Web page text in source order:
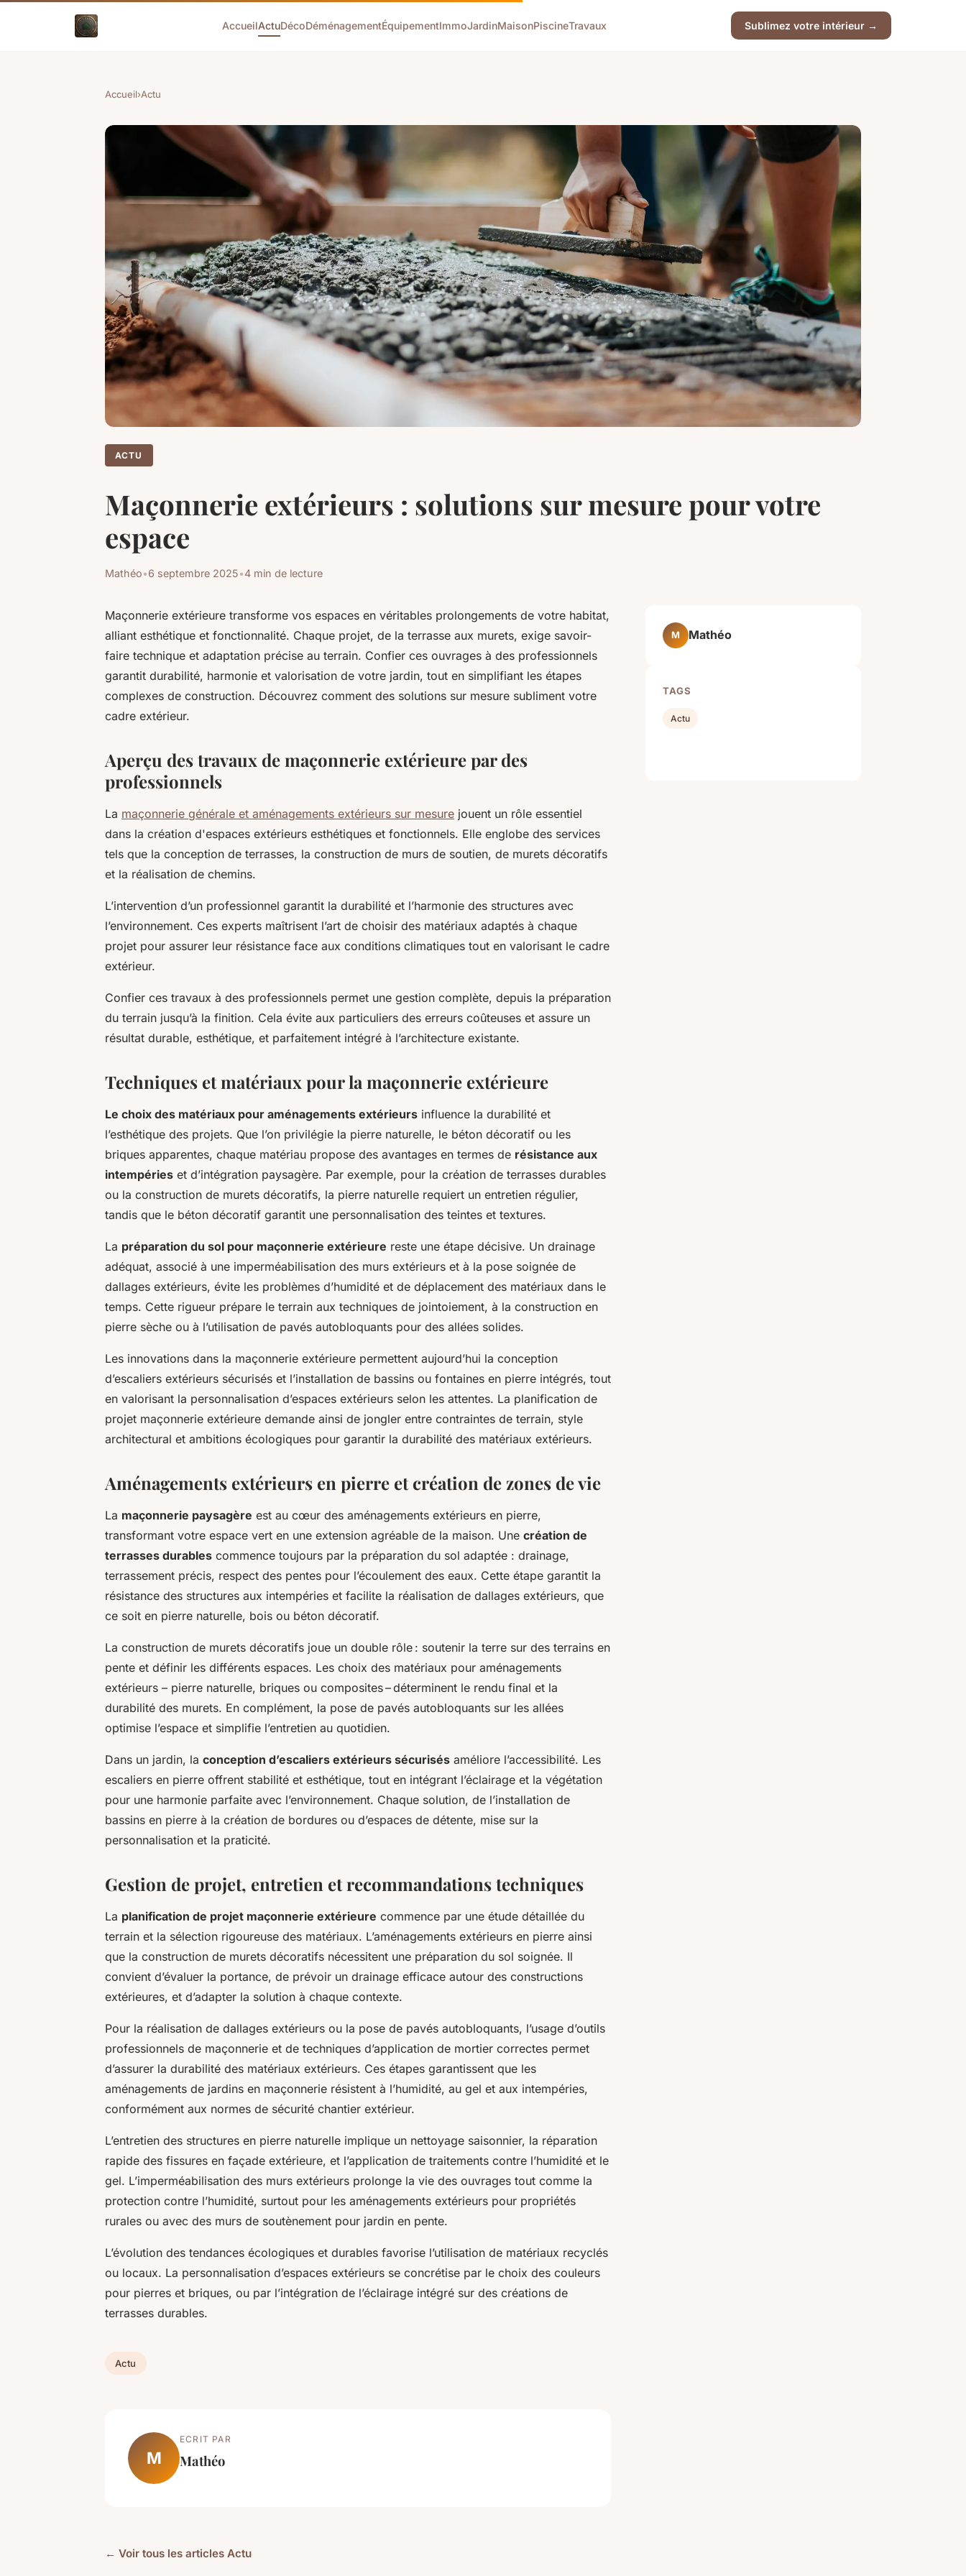
AccueilActuDécoDéménagementÉquipementImmoJardinMaisonPiscineTravaux Sublimez votre intérieur →
Accueil›Actu
ACTU
Maçonnerie extérieurs : solutions sur mesure pour votre
espace
Mathéo•6 septembre 2025•4 min de lecture
Maçonnerie extérieure transforme vos espaces en véritables prolongements de votre habitat,
alliant esthétique et fonctionnalité. Chaque projet, de la terrasse aux murets, exige savoir-
faire technique et adaptation précise au terrain. Confier ces ouvrages à des professionnels
garantit durabilité, harmonie et valorisation de votre jardin, tout en simplifiant les étapes
complexes de construction. Découvrez comment des solutions sur mesure subliment votre
cadre extérieur.
Aperçu des travaux de maçonnerie extérieure par des
professionnels
La maçonnerie générale et aménagements extérieurs sur mesure jouent un rôle essentiel
dans la création d'espaces extérieurs esthétiques et fonctionnels. Elle englobe des services
tels que la conception de terrasses, la construction de murs de soutien, de murets décoratifs
et la réalisation de chemins.
L’intervention d’un professionnel garantit la durabilité et l’harmonie des structures avec
l’environnement. Ces experts maîtrisent l’art de choisir des matériaux adaptés à chaque
projet pour assurer leur résistance face aux conditions climatiques tout en valorisant le cadre
extérieur.
Confier ces travaux à des professionnels permet une gestion complète, depuis la préparation
du terrain jusqu’à la finition. Cela évite aux particuliers des erreurs coûteuses et assure un
résultat durable, esthétique, et parfaitement intégré à l’architecture existante.
Techniques et matériaux pour la maçonnerie extérieure
Le choix des matériaux pour aménagements extérieurs influence la durabilité et
l’esthétique des projets. Que l’on privilégie la pierre naturelle, le béton décoratif ou les
briques apparentes, chaque matériau propose des avantages en termes de résistance aux
intempéries et d’intégration paysagère. Par exemple, pour la création de terrasses durables
ou la construction de murets décoratifs, la pierre naturelle requiert un entretien régulier,
tandis que le béton décoratif garantit une personnalisation des teintes et textures.
La préparation du sol pour maçonnerie extérieure reste une étape décisive. Un drainage
adéquat, associé à une imperméabilisation des murs extérieurs et à la pose soignée de
dallages extérieurs, évite les problèmes d’humidité et de déplacement des matériaux dans le
temps. Cette rigueur prépare le terrain aux techniques de jointoiement, à la construction en
pierre sèche ou à l’utilisation de pavés autobloquants pour des allées solides.
Les innovations dans la maçonnerie extérieure permettent aujourd’hui la conception
d’escaliers extérieurs sécurisés et l’installation de bassins ou fontaines en pierre intégrés, tout
en valorisant la personnalisation d’espaces extérieurs selon les attentes. La planification de
projet maçonnerie extérieure demande ainsi de jongler entre contraintes de terrain, style
architectural et ambitions écologiques pour garantir la durabilité des matériaux extérieurs.
Aménagements extérieurs en pierre et création de zones de vie
La maçonnerie paysagère est au cœur des aménagements extérieurs en pierre,
transformant votre espace vert en une extension agréable de la maison. Une création de
terrasses durables commence toujours par la préparation du sol adaptée : drainage,
terrassement précis, respect des pentes pour l’écoulement des eaux. Cette étape garantit la
résistance des structures aux intempéries et facilite la réalisation de dallages extérieurs, que
ce soit en pierre naturelle, bois ou béton décoratif.
La construction de murets décoratifs joue un double rôle : soutenir la terre sur des terrains en
pente et définir les différents espaces. Les choix des matériaux pour aménagements
extérieurs – pierre naturelle, briques ou composites – déterminent le rendu final et la
durabilité des murets. En complément, la pose de pavés autobloquants sur les allées
optimise l’espace et simplifie l’entretien au quotidien.
Dans un jardin, la conception d’escaliers extérieurs sécurisés améliore l’accessibilité. Les
escaliers en pierre offrent stabilité et esthétique, tout en intégrant l’éclairage et la végétation
pour une harmonie parfaite avec l’environnement. Chaque solution, de l’installation de
bassins en pierre à la création de bordures ou d’espaces de détente, mise sur la
personnalisation et la praticité.
Gestion de projet, entretien et recommandations techniques
La planification de projet maçonnerie extérieure commence par une étude détaillée du
terrain et la sélection rigoureuse des matériaux. L’aménagements extérieurs en pierre ainsi
que la construction de murets décoratifs nécessitent une préparation du sol soignée. Il
convient d’évaluer la portance, de prévoir un drainage efficace autour des constructions
extérieures, et d’adapter la solution à chaque contexte.
Pour la réalisation de dallages extérieurs ou la pose de pavés autobloquants, l’usage d’outils
professionnels de maçonnerie et de techniques d’application de mortier correctes permet
d’assurer la durabilité des matériaux extérieurs. Ces étapes garantissent que les
aménagements de jardins en maçonnerie résistent à l’humidité, au gel et aux intempéries,
conformément aux normes de sécurité chantier extérieur.
L’entretien des structures en pierre naturelle implique un nettoyage saisonnier, la réparation
rapide des fissures en façade extérieure, et l’application de traitements contre l’humidité et le
gel. L’imperméabilisation des murs extérieurs prolonge la vie des ouvrages tout comme la
protection contre l’humidité, surtout pour les aménagements extérieurs pour propriétés
rurales ou avec des murs de soutènement pour jardin en pente.
L’évolution des tendances écologiques et durables favorise l’utilisation de matériaux recyclés
ou locaux. La personnalisation d’espaces extérieurs se concrétise par le choix des couleurs
pour pierres et briques, ou par l’intégration de l’éclairage intégré sur des créations de
terrasses durables.
Actu
M
ECRIT PAR
Mathéo
← Voir tous les articles Actu
M Mathéo
TAGS
Actu